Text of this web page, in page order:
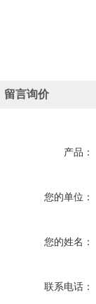
留言询价
产品：
您的单位：
您的姓名：
联系电话：